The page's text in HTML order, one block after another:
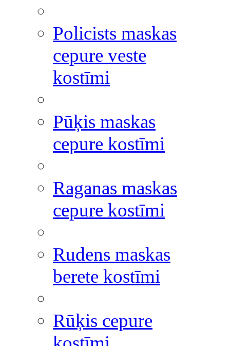
Policists maskas
cepure veste
kostīmi
Pūķis maskas
cepure kostīmi
Raganas maskas
cepure kostīmi
Rudens maskas
berete kostīmi
Rūķis cepure